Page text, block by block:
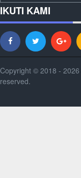
IKUTI KAMI
Copyright © 2018 - 2026
reserved.